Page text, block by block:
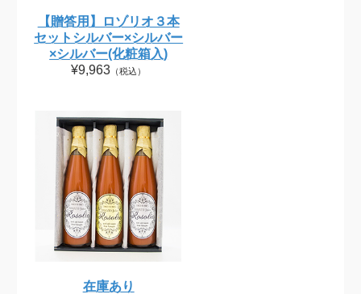
【贈答用】ロゾリオ３本
セットシルバー×シルバー
×シルバー(化粧箱入)
¥9,963 （税込）
在庫あり